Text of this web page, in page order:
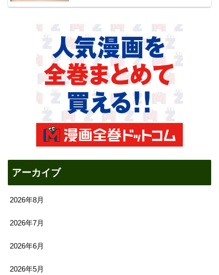
アーカイブ
2026年8月
2026年7月
2026年6月
2026年5月